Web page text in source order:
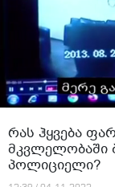
რას ჰყვება
პოლიციელი?